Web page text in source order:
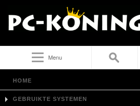
Menu
HOME
GEBRUIKTE SYSTEMEN